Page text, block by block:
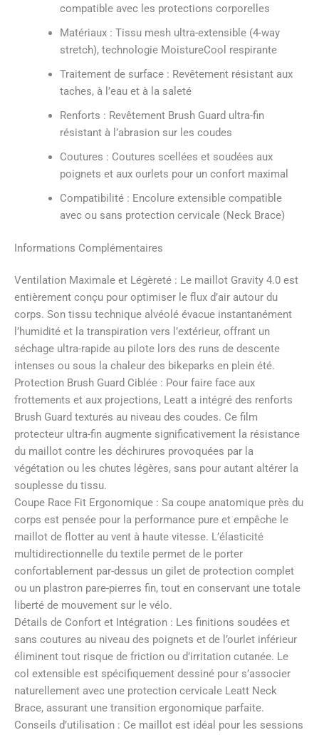
compatible avec les protections corporelles
Matériaux : Tissu mesh ultra-extensible (4-way
stretch), technologie MoistureCool respirante
Traitement de surface : Revêtement résistant aux
taches, à l’eau et à la saleté
Renforts : Revêtement Brush Guard ultra-fin
résistant à l’abrasion sur les coudes
Coutures : Coutures scellées et soudées aux
poignets et aux ourlets pour un confort maximal
Compatibilité : Encolure extensible compatible
avec ou sans protection cervicale (Neck Brace)
Informations Complémentaires
Ventilation Maximale et Légèreté : Le maillot Gravity 4.0 est
entièrement conçu pour optimiser le flux d’air autour du
corps. Son tissu technique alvéolé évacue instantanément
l’humidité et la transpiration vers l’extérieur, offrant un
séchage ultra-rapide au pilote lors des runs de descente
intenses ou sous la chaleur des bikeparks en plein été.
Protection Brush Guard Ciblée : Pour faire face aux
frottements et aux projections, Leatt a intégré des renforts
Brush Guard texturés au niveau des coudes. Ce film
protecteur ultra-fin augmente significativement la résistance
du maillot contre les déchirures provoquées par la
végétation ou les chutes légères, sans pour autant altérer la
souplesse du tissu.
Coupe Race Fit Ergonomique : Sa coupe anatomique près du
corps est pensée pour la performance pure et empêche le
maillot de flotter au vent à haute vitesse. L’élasticité
multidirectionnelle du textile permet de le porter
confortablement par-dessus un gilet de protection complet
ou un plastron pare-pierres fin, tout en conservant une totale
liberté de mouvement sur le vélo.
Détails de Confort et Intégration : Les finitions soudées et
sans coutures au niveau des poignets et de l’ourlet inférieur
éliminent tout risque de friction ou d’irritation cutanée. Le
col extensible est spécifiquement dessiné pour s’associer
naturellement avec une protection cervicale Leatt Neck
Brace, assurant une transition ergonomique parfaite.
Conseils d’utilisation : Ce maillot est idéal pour les sessions